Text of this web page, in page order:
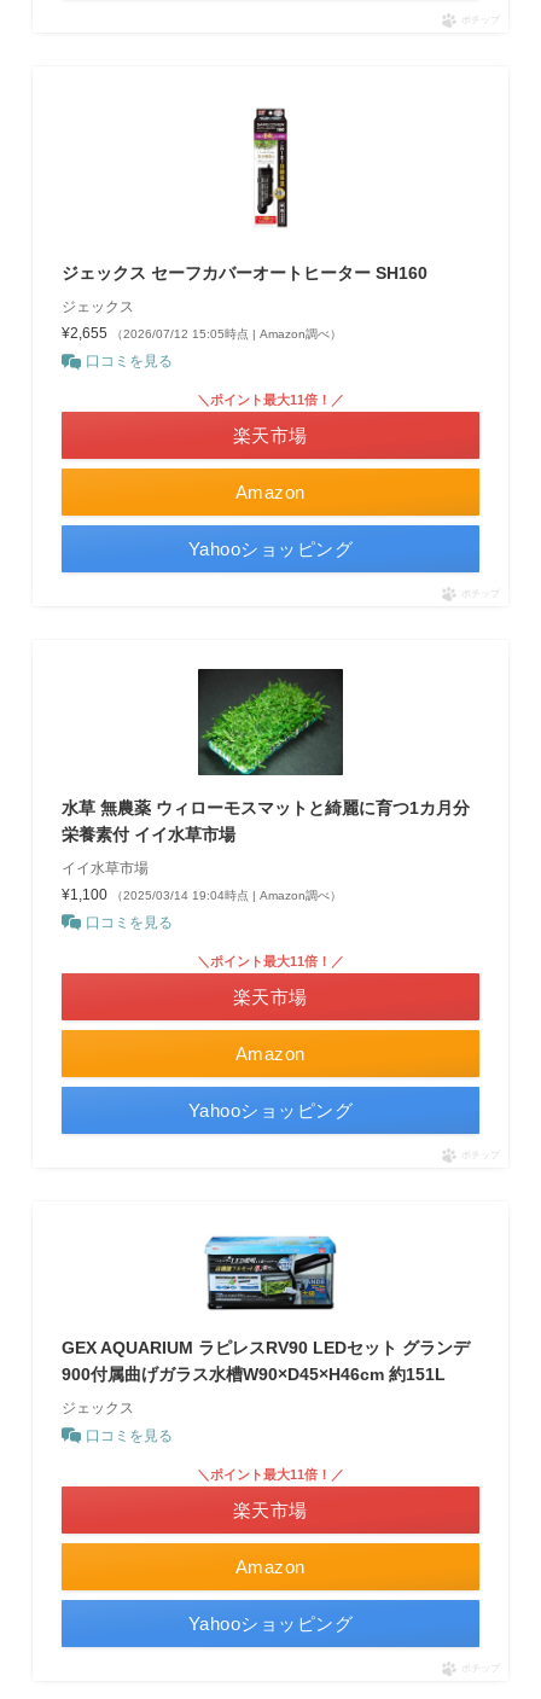
ポチップ
ジェックス セーフカバーオートヒーター SH160
ジェックス
¥2,655
（2026/07/12 15:05時点 | Amazon調べ）
口コミを見る
Amazon
＼ポイント最大11倍！／
楽天市場
Yahooショッピング
ポチップ
水草 無農薬 ウィローモスマットと綺麗に育つ1カ月分
栄養素付 イイ水草市場
イイ水草市場
¥1,100
（2025/03/14 19:04時点 | Amazon調べ）
口コミを見る
Amazon
＼ポイント最大11倍！／
楽天市場
Yahooショッピング
ポチップ
GEX AQUARIUM ラピレスRV90 LEDセット グランデ
900付属曲げガラス水槽W90×D45×H46cm 約151L
ジェックス
口コミを見る
Amazon
＼ポイント最大11倍！／
楽天市場
Yahooショッピング
ポチップ